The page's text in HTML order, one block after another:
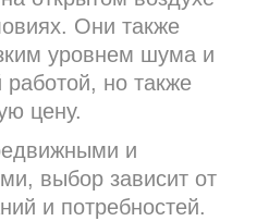
Они также
уровнем шума и
но также
цену.
и
выбор зависит от
и потребностей.